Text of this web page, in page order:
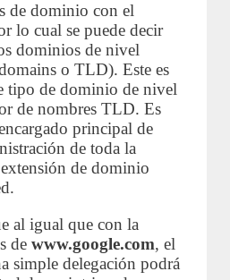
de dominio con el
lo cual se puede decir
dominios de nivel
o TLD). Este es
tipo de dominio de nivel
de nombres TLD. Es
principal de
de toda la
de dominio
al igual que con la
de www.google.com, el
simple delegación podrá